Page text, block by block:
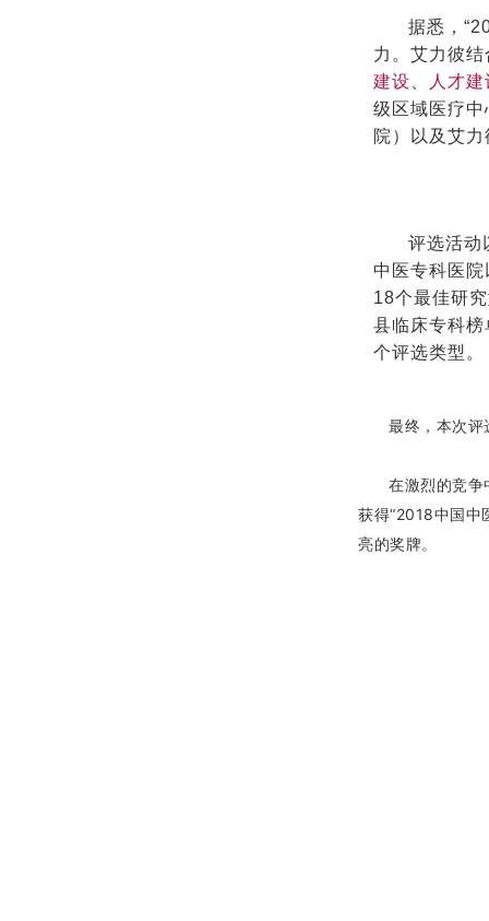
据悉，
力。艾力彼
建设
人才建
级区域医疗
院）以及艾
评选活动
中医专科医
18个最佳研
县临床专科
个评选类型。
最终，本次
在激烈的竞争
获得“2018中国中
亮的奖牌。